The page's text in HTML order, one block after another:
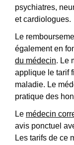
psychiatres,
et cardiologues.
Le
également en
du médecin. Le
applique le tarif
maladie. Le
pratique des
Le médecin
avis ponctuel
Les tarifs de ce